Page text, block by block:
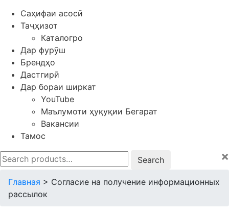
Саҳифаи асосӣ
Таҷҳизот
Каталогро
Дар фурӯш
Брендҳо
Дастгирӣ
Дар бораи ширкат
YouTube
Маълумоти ҳуқуқии Бегарат
Вакансии
Тамос
Search
for:
×
Главная > Согласие на получение информационных
рассылок